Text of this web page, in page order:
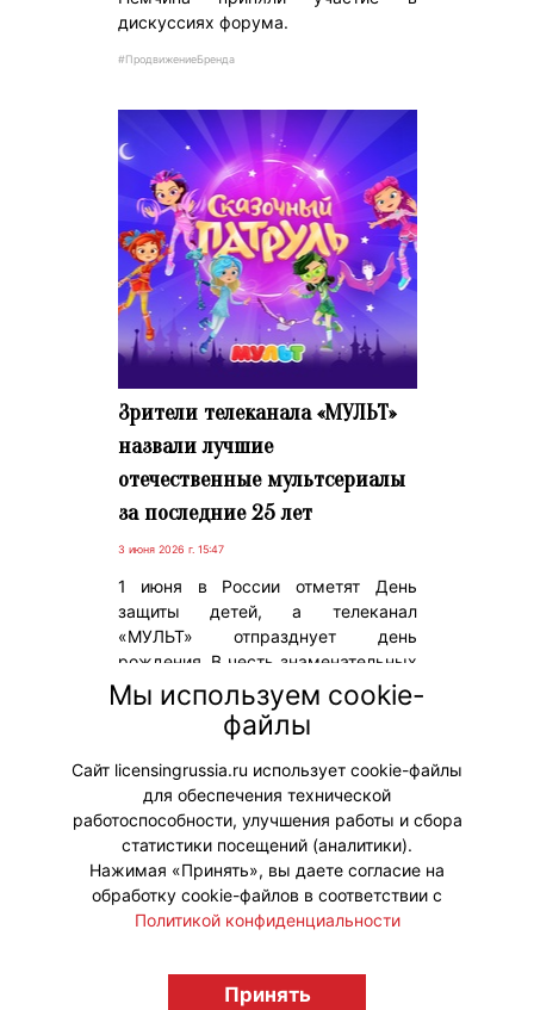
дискуссиях форума.
#ПродвижениеБренда
Зрители телеканала «МУЛЬТ»
назвали лучшие
отечественные мультсериалы
за последние 25 лет
3 июня 2026 г. 15:47
1 июня в России отметят День
защиты детей, а телеканал
«МУЛЬТ» отпразднует день
рождения. В честь знаменательных
событий канал составил ТОП-5
отечественных мультсериалов,
которые были созданы за
последнюю четверть века.
#Опросы #ПродвижениеБренда
licensingrussia.ru, 2009-2026 12+
Мы используем cookie-
файлы
Сайт licensingrussia.ru использует cookie-файлы
для обеспечения технической
работоспособности, улучшения работы и сбора
статистики посещений (аналитики).
Нажимая «Принять», вы даете согласие на
обработку cookie-файлов в соответствии с
Политикой конфиденциальности
Принять